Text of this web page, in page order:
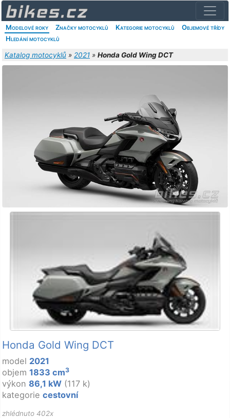
Modelové roky Značky motocyklů Kategorie motocyklů
Objemové třídy
Hledání motocyklů
Katalog motocyklů » 2021 » Honda Gold Wing DCT
Honda Gold Wing DCT
model 2021
objem 1833 cm3
výkon 86,1 kW (117 k)
kategorie cestovní
zhlédnuto 402x